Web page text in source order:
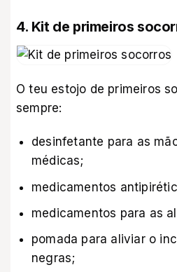
4. Kit de primeiros
O teu estojo de primeiros
sempre:
desinfetante para as
médicas;
medicamentos
medicamentos para as
pomada para aliviar o
negras;